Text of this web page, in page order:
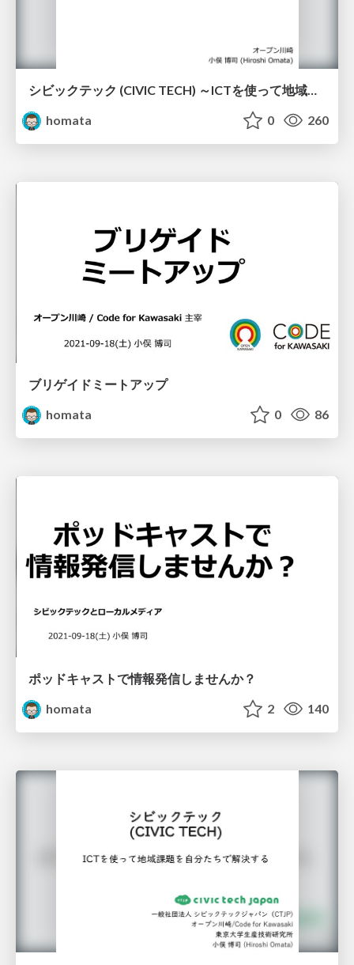
homata
0 260
ブリゲイドミートアップ
homata
0 86
ポッドキャストで情報発信しませんか？
homata
2 140